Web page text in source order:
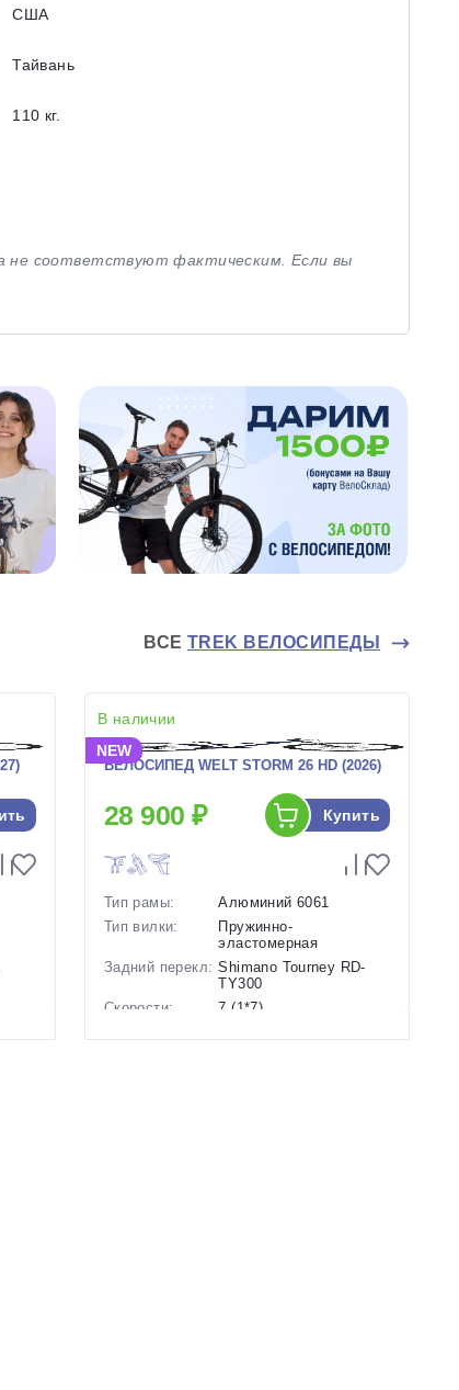
США
Тайвань
110 кг.
не соответствуют фактическим. Если вы
ВСЕTREK ВЕЛОСИПЕДЫ
В наличии
NEW
ВЕЛОСИПЕД WELT STORM 26 HD (2026)
28 900 ₽ Купить
Тип рамы:
Алюминий 6061
Тип вилки:
Пружинно-
эластомерная
Задний перекл: Shimano Tourney RD-
TY300
Скорости:
7 (1*7)